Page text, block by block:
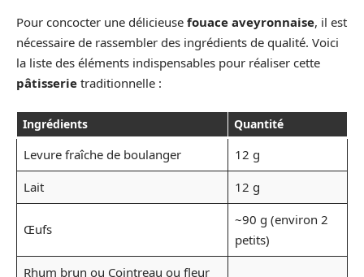
Pour concocter une délicieuse fouace aveyronnaise, il est
nécessaire de rassembler des ingrédients de qualité. Voici
la liste des éléments indispensables pour réaliser cette
pâtisserie traditionnelle :
Ingrédients Quantité
Levure fraîche de boulanger
12 g
Lait
12 g
Œufs
~90 g (environ 2
petits)
Rhum brun ou Cointreau ou fleur